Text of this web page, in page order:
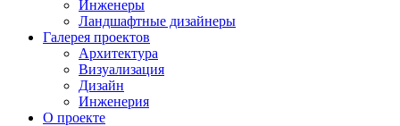
Инженеры
Ландшафтные дизайнеры
Галерея проектов
Архитектура
Визуализация
Дизайн
Инженерия
О проекте